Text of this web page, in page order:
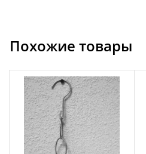
Похожие товары